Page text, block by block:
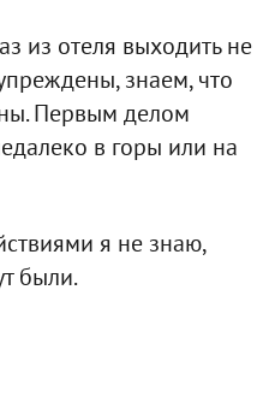
из отеля выходить не
знаем, что
Первым делом
в горы или на
я не знаю,
были.